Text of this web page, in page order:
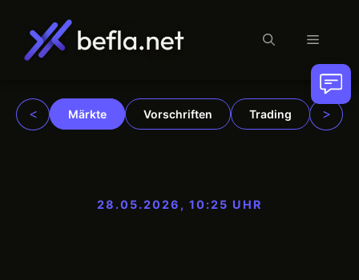
springen
Menü
< Märkte Vorschriften Trading >
28.05.2026, 10:25 UHR